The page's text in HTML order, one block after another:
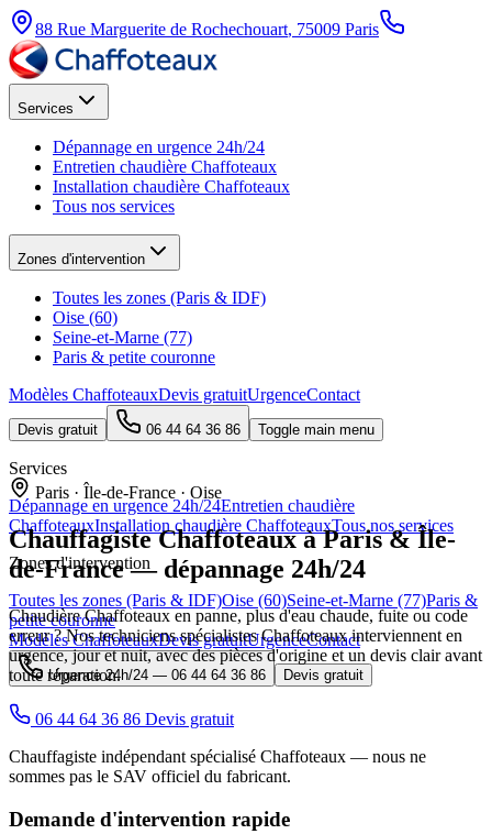
88 Rue Marguerite de Rochechouart, 75009 Paris
Services
Dépannage en urgence 24h/24
Entretien chaudière Chaffoteaux
Installation chaudière Chaffoteaux
Tous nos services
Zones d'intervention
Toutes les zones (Paris & IDF)
Oise (60)
Seine-et-Marne (77)
Paris & petite couronne
Modèles ChaffoteauxDevis gratuitUrgenceContact
Devis gratuit 06 44 64 36 86 Toggle main menu
Services
Dépannage en urgence 24h/24Entretien chaudière
ChaffoteauxInstallation chaudière ChaffoteauxTous nos services
Zones d'intervention
Toutes les zones (Paris & IDF)Oise (60)Seine-et-Marne (77)Paris &
petite couronne
Modèles ChaffoteauxDevis gratuitUrgenceContact
Urgence 24h/24 — 06 44 64 36 86 Devis gratuit
Paris · Île-de-France · Oise
ChauffagisteChaffoteauxà Paris & Île-
de-France — dépannage 24h/24
Chaudière Chaffoteaux en panne, plus d'eau chaude, fuite ou code
erreur ? Nos techniciens spécialistes Chaffoteaux interviennent en
urgence, jour et nuit, avec des pièces d'origine et un devis clair avant
toute réparation.
06 44 64 36 86 Devis gratuit
Chauffagiste indépendant spécialisé Chaffoteaux — nous ne
sommes pas le SAV officiel du fabricant.
Demande d'intervention rapide